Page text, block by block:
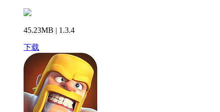
45.23MB | 1.3.4
下载